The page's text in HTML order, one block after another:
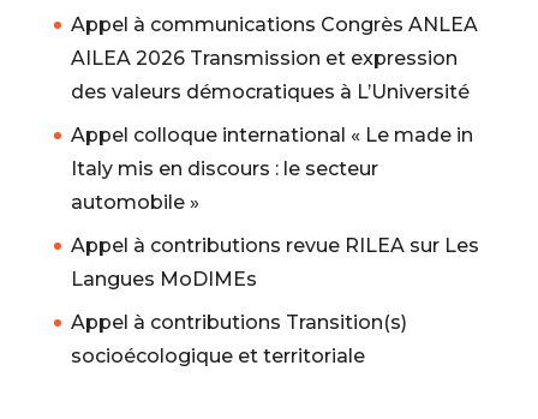
Appel à communications Congrès ANLEA
AILEA 2026 Transmission et expression
des valeurs démocratiques à L’Université
Appel colloque international « Le made in
Italy mis en discours : le secteur
automobile »
Appel à contributions revue RILEA sur Les
Langues MoDIMEs
Appel à contributions Transition(s)
socioécologique et territoriale